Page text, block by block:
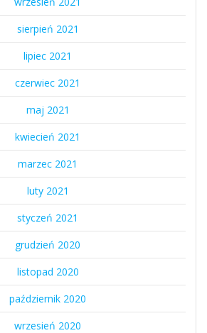
sierpień 2021
lipiec 2021
czerwiec 2021
maj 2021
kwiecień 2021
marzec 2021
luty 2021
styczeń 2021
grudzień 2020
listopad 2020
październik 2020
wrzesień 2020